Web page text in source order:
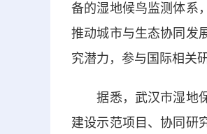
备的湿地候鸟监测体系
推动城市与生态协同发
究潜力，参与国际相关
据悉，武汉市湿地保
建设示范项目、协同研